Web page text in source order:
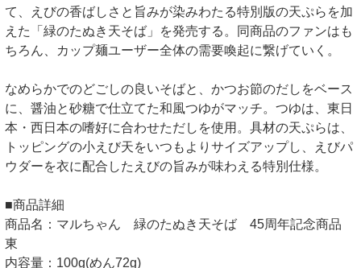
て、えびの香ばしさと旨みが染みわたる特別版の天ぷらを加
えた「緑のたぬき天そば」を発売する。同商品のファンはも
ちろん、カップ麺ユーザー全体の需要喚起に繋げていく。
なめらかでのどごしの良いそばと、かつお節のだしをベース
に、醤油と砂糖で仕立てた和風つゆがマッチ。つゆは、東日
本・西日本の嗜好に合わせただしを使用。具材の天ぷらは、
トッピングの小えび天をいつもよりサイズアップし、えびパ
ウダーを衣に配合したえびの旨みが味わえる特別仕様。
■商品詳細
商品名：マルちゃん 緑のたぬき天そば 45周年記念商品
東
内容量：100g(めん72g)